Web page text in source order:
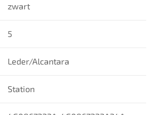
zwart
5
Leder/Alcantara
Station